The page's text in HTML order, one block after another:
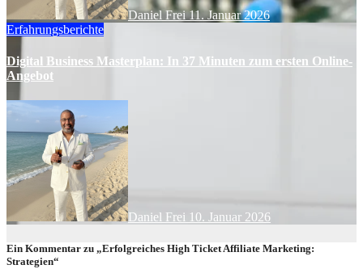
Daniel Frei11. Januar 2026
Erfahrungsberichte
Digital Business Masterplan: In 37 Minuten zum ersten Online-
Angebot
Daniel Frei 10. Januar 2026
Ein Kommentar zu „Erfolgreiches High Ticket Affiliate Marketing:
Strategien“